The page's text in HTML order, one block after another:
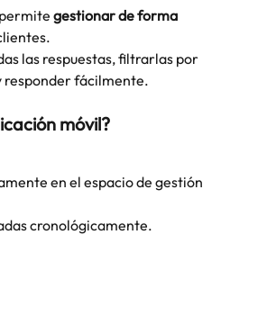
gestionar de forma
las respuestas, filtrarlas por
responder fácilmente.
móvil?
en el espacio de gestión
cronológicamente.